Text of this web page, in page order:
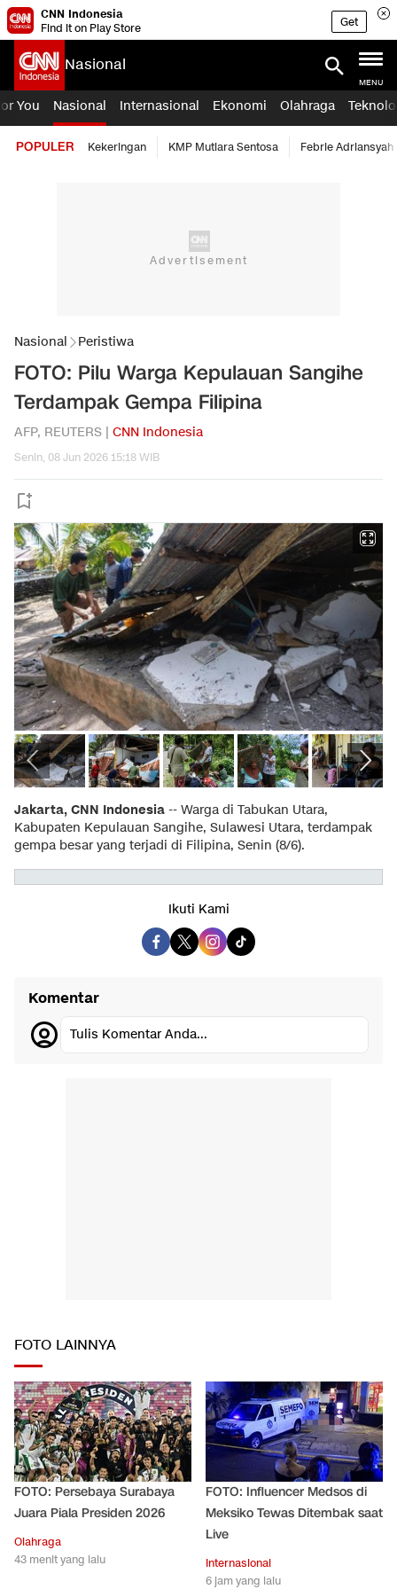
CNN Indonesia
Find it on Play Store
Get
Nasional
MENU
You Nasional Internasional Ekonomi Olahraga
POPULER Kekeringan KMP Mutiara Sentosa Febrie Adriansyah
Nasional Peristiwa
FOTO: Pilu Warga Kepulauan Sangihe
Terdampak Gempa Filipina
AFP, REUTERS | CNN Indonesia
Senin, 08 Jun 2026 15:18 WIB
Jakarta, CNN Indonesia -- Warga di Tabukan Utara,
Kabupaten Kepulauan Sangihe, Sulawesi Utara, terdampak
gempa besar yang terjadi di Filipina, Senin (8/6).
Ikuti Kami
Komentar
Tulis Komentar Anda...
FOTO LAINNYA
FOTO: Persebaya Surabaya
Juara Piala Presiden 2026
Olahraga
43 menit yang lalu
FOTO: Influencer Medsos di
Meksiko Tewas Ditembak saat
Live
Internasional
6 jam yang lalu